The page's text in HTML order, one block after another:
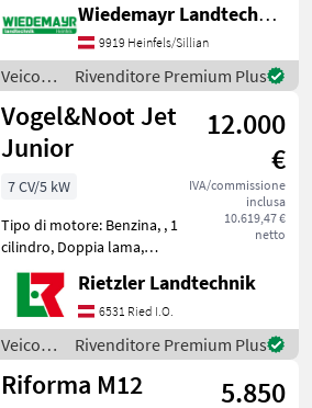
Hydraulischer Antrieb in 3
Fahrstufen + leichtgängige
Lenkung +
Hydraulikölkühler + Antrieb
Zusatzgeräte hydra
Wiedemayr Landtechnik GmbH
9919 Heinfels/Sillian
Veicoli
agricoli
a
motore
/
Brielmaier
Rivenditore Premium Plus
Vogel&Noot Jet
Junior
12.000
€
IVA/commissione
inclusa
10.619,47 €
netto
7 CV/5 kW
Tipo di motore: Benzina, , 1
cilindro, Doppia lama,
Ruote gemellate, Rastrello
a nastro, :, : 1 cilindro Veicoli
agricoli a motore
Motofalciatrici/motofresatrici
Rietzler Landtechnik
6531 Ried I.O.
Veicoli
agricoli
a
Rivenditore Premium Plus
Riforma M12
5.850